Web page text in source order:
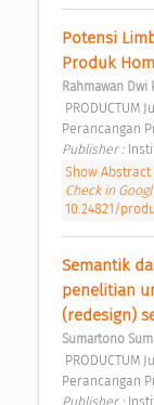
Potensi
Produk
Rahmawan Dwi
Perancangan
Publisher :
Show Abstract|
Check in
10.24821/
Semantik
penelitian
(redesign)
Sumartono
Perancangan
Publisher :